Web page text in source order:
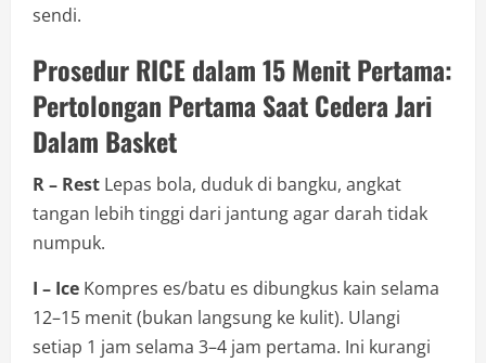
sendi.
Prosedur RICE dalam 15 Menit Pertama:
Pertolongan Pertama Saat Cedera Jari
Dalam Basket
R – Rest Lepas bola, duduk di bangku, angkat
tangan lebih tinggi dari jantung agar darah tidak
numpuk.
I – Ice Kompres es/batu es dibungkus kain selama
12–15 menit (bukan langsung ke kulit). Ulangi
setiap 1 jam selama 3–4 jam pertama. Ini kurangi